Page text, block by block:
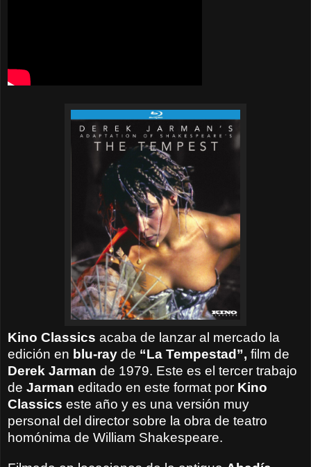
Kino Classics acaba de lanzar al mercado la
edición en blu-ray de “La Tempestad”, film de
Derek Jarman de 1979. Este es el tercer trabajo
de Jarman editado en este format por Kino
Classics este año y es una versión muy
personal del director sobre la obra de teatro
homónima de William Shakespeare.